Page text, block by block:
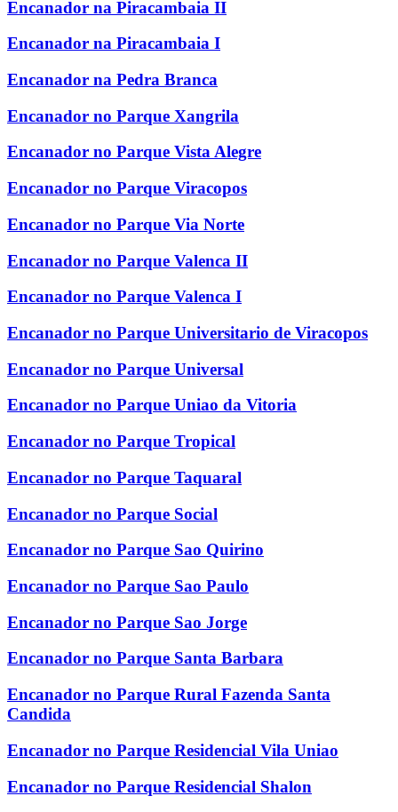
Encanador na Piracambaia II
Encanador na Piracambaia I
Encanador na Pedra Branca
Encanador no Parque Xangrila
Encanador no Parque Vista Alegre
Encanador no Parque Viracopos
Encanador no Parque Via Norte
Encanador no Parque Valenca II
Encanador no Parque Valenca I
Encanador no Parque Universitario de Viracopos
Encanador no Parque Universal
Encanador no Parque Uniao da Vitoria
Encanador no Parque Tropical
Encanador no Parque Taquaral
Encanador no Parque Social
Encanador no Parque Sao Quirino
Encanador no Parque Sao Paulo
Encanador no Parque Sao Jorge
Encanador no Parque Santa Barbara
Encanador no Parque Rural Fazenda Santa
Candida
Encanador no Parque Residencial Vila Uniao
Encanador no Parque Residencial Shalon